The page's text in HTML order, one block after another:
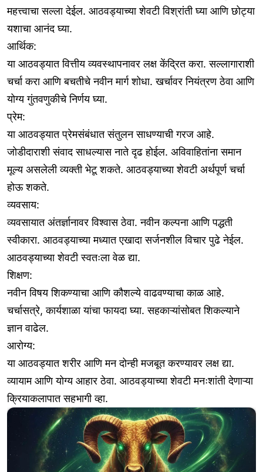
महत्त्वाचा सल्ला देईल. आठवड्याच्या शेवटी विश्रांती घ्या आणि छोट्या
यशाचा आनंद घ्या.
आर्थिक:
या आठवड्यात वित्तीय व्यवस्थापनावर लक्ष केंद्रित करा. सल्लागाराशी
चर्चा करा आणि बचतीचे नवीन मार्ग शोधा. खर्चावर नियंत्रण ठेवा आणि
योग्य गुंतवणुकीचे निर्णय घ्या.
प्रेम:
या आठवड्यात प्रेमसंबंधात संतुलन साधण्याची गरज आहे.
जोडीदाराशी संवाद साधल्यास नाते दृढ होईल. अविवाहितांना समान
मूल्य असलेली व्यक्ती भेटू शकते. आठवड्याच्या शेवटी अर्थपूर्ण चर्चा
होऊ शकते.
व्यवसाय:
व्यवसायात अंतर्ज्ञानावर विश्वास ठेवा. नवीन कल्पना आणि पद्धती
स्वीकारा. आठवड्याच्या मध्यात एखादा सर्जनशील विचार पुढे नेईल.
आठवड्याच्या शेवटी स्वतःला वेळ द्या.
शिक्षण:
नवीन विषय शिकण्याचा आणि कौशल्ये वाढवण्याचा काळ आहे.
चर्चासत्रे, कार्यशाळा यांचा फायदा घ्या. सहकाऱ्यांसोबत शिकल्याने
ज्ञान वाढेल.
आरोग्य:
या आठवड्यात शरीर आणि मन दोन्ही मजबूत करण्यावर लक्ष द्या.
व्यायाम आणि योग्य आहार ठेवा. आठवड्याच्या शेवटी मनःशांती देणाऱ्या
क्रियाकलापात सहभागी व्हा.